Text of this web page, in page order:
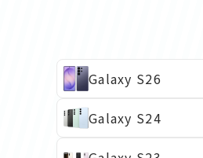
Galaxy S26
Galaxy S24